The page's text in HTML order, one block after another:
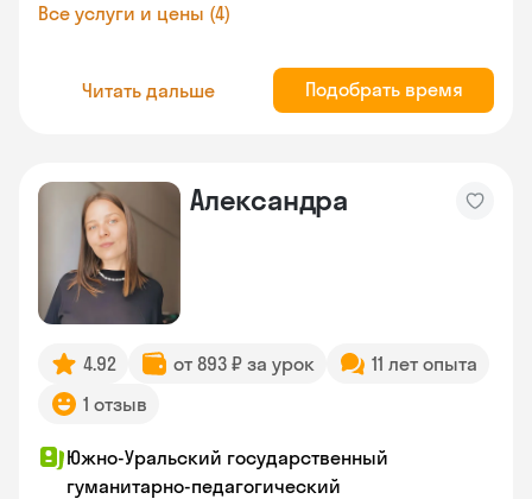
Все услуги и цены (4)
Читать дальше Подобрать время
Александра
4.92 от 893 ₽ за урок
11 лет опыта
1 отзыв
Южно-Уральский государственный
гуманитарно-педагогический